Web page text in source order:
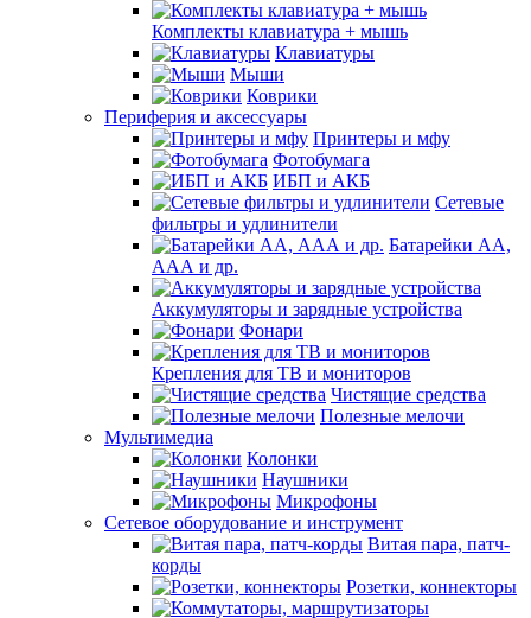
Комплекты клавиатура + мышь
Клавиатуры
Мыши
Коврики
Периферия и аксессуары
Принтеры и мфу
Фотобумага
ИБП и АКБ
Сетевые
фильтры и удлинители
Батарейки АА,
ААА и др.
Аккумуляторы и зарядные устройства
Фонари
Крепления для ТВ и мониторов
Чистящие средства
Полезные мелочи
Мультимедиа
Колонки
Наушники
Микрофоны
Сетевое оборудование и инструмент
Витая пара, патч-
корды
Розетки, коннекторы